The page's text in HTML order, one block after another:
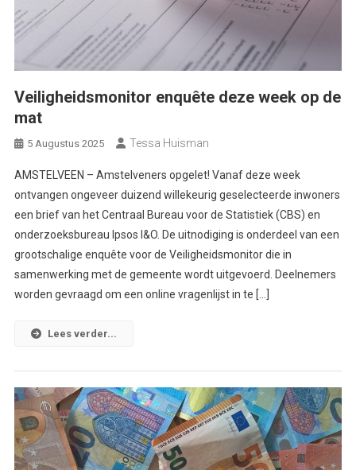
Veiligheidsmonitor enquête deze week op de
mat
5 Augustus 2025 Tessa Huisman
AMSTELVEEN – Amstelveners opgelet! Vanaf deze week
ontvangen ongeveer duizend willekeurig geselecteerde inwoners
een brief van het Centraal Bureau voor de Statistiek (CBS) en
onderzoeksbureau Ipsos I&O. De uitnodiging is onderdeel van een
grootschalige enquête voor de Veiligheidsmonitor die in
samenwerking met de gemeente wordt uitgevoerd. Deelnemers
worden gevraagd om een online vragenlijst in te […]
Lees verder...